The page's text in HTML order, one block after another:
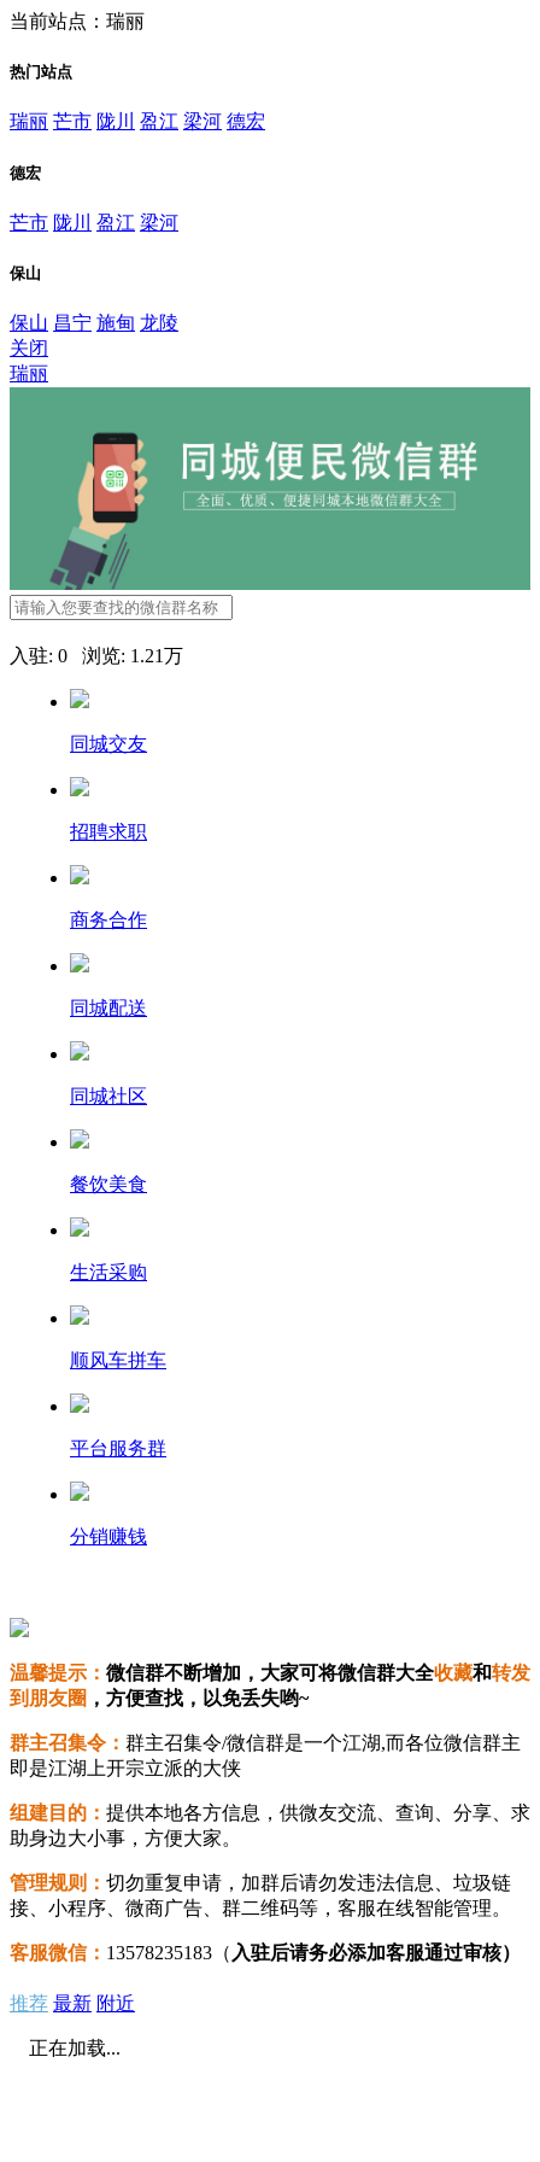
当前站点：瑞丽
热门站点
瑞丽 芒市 陇川 盈江 梁河 德宏
德宏
芒市 陇川 盈江 梁河
保山
保山 昌宁 施甸 龙陵
关闭
瑞丽
入驻: 0 浏览: 1.21万
同城交友
招聘求职
商务合作
同城配送
同城社区
餐饮美食
生活采购
顺风车拼车
平台服务群
分销赚钱
温馨提示： 微信群不断增加，大家可将微信群大全收藏和转发
到朋友圈 ，方便查找，以免丢失哟~
群主召集令： 群主召集令/微信群是一个江湖,而各位微信群主
即是江湖上开宗立派的大侠
组建目的： 提供本地各方信息，供微友交流、查询、分享、求
助身边大小事，方便大家。
管理规则： 切勿重复申请，加群后请勿发违法信息、垃圾链
接、小程序、微商广告、群二维码等，客服在线智能管理。
客服微信： 13578235183（ 入驻后请务必添加客服通过审核）
推荐 最新 附近
正在加载...